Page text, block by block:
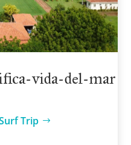
vida-del-mar
Trip